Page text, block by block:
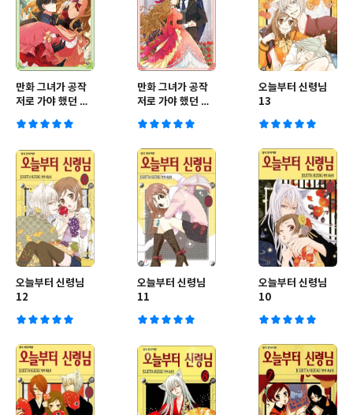
만화 그녀가 공작
저로 가야 했던 사
만화 그녀가 공작
저로 가야 했던 사
오늘부터 신령님
13
오늘부터 신령님
12
오늘부터 신령님
11
오늘부터 신령님
10